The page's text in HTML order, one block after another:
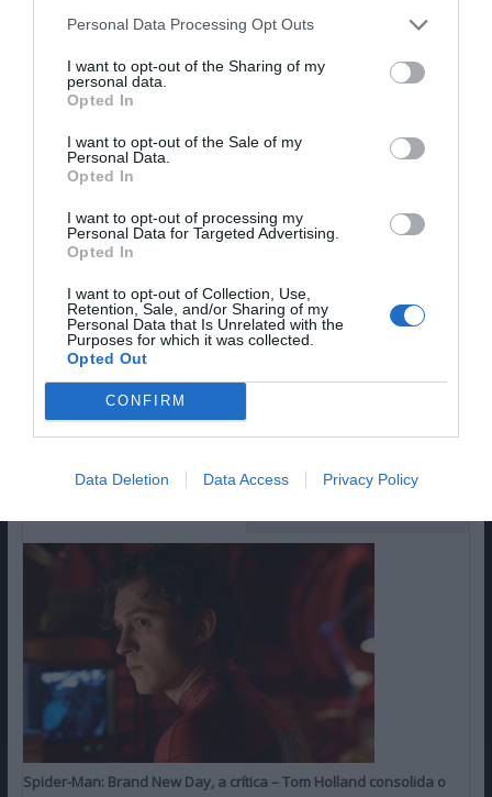
Personal Data Processing Opt Outs
I want to opt-out of the Sharing of my
personal data.
Opted In
I want to opt-out of the Sale of my
Personal Data.
Opted In
I want to opt-out of processing my
Personal Data for Targeted Advertising.
Opted In
I want to opt-out of Collection, Use,
Retention, Sale, and/or Sharing of my
Personal Data that Is Unrelated with the
Purposes for which it was collected.
Opted Out
CONFIRM
Data Deletion Data Access Privacy Policy
Pub
Spider-Man: Brand New Day, a crítica – Tom Holland consolida o